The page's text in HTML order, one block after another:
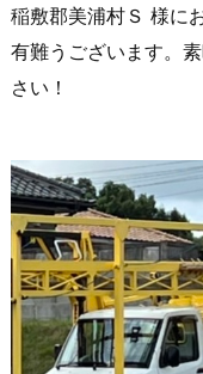
稲敷郡美浦村Ｓ 様に
有難うございます。
さい！